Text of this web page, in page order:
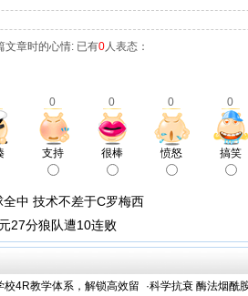
文章时的心情: 已有0人表态：
0 0 0 0
支持 很棒 愤怒 搞笑
中 技术不差于C罗梅西
27分狼队遭10连败
4R教学体系，解锁高效留
·科学抗衰 酶法烟酰